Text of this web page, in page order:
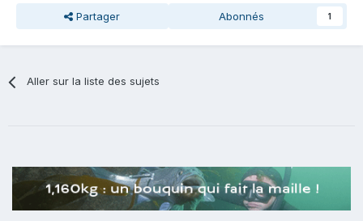
Partager Abonnés 1
Aller sur la liste des sujets